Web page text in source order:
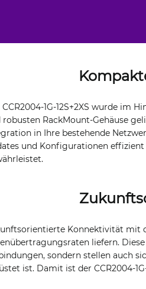
CCR2004-1G-12S+2XS wurde im
robusten RackMount-Gehäuse
in Ihre bestehende
und Konfigurationen
Konnektivität mit
liefern.
sondern stellen auch
ist. Damit ist der CCR2004-